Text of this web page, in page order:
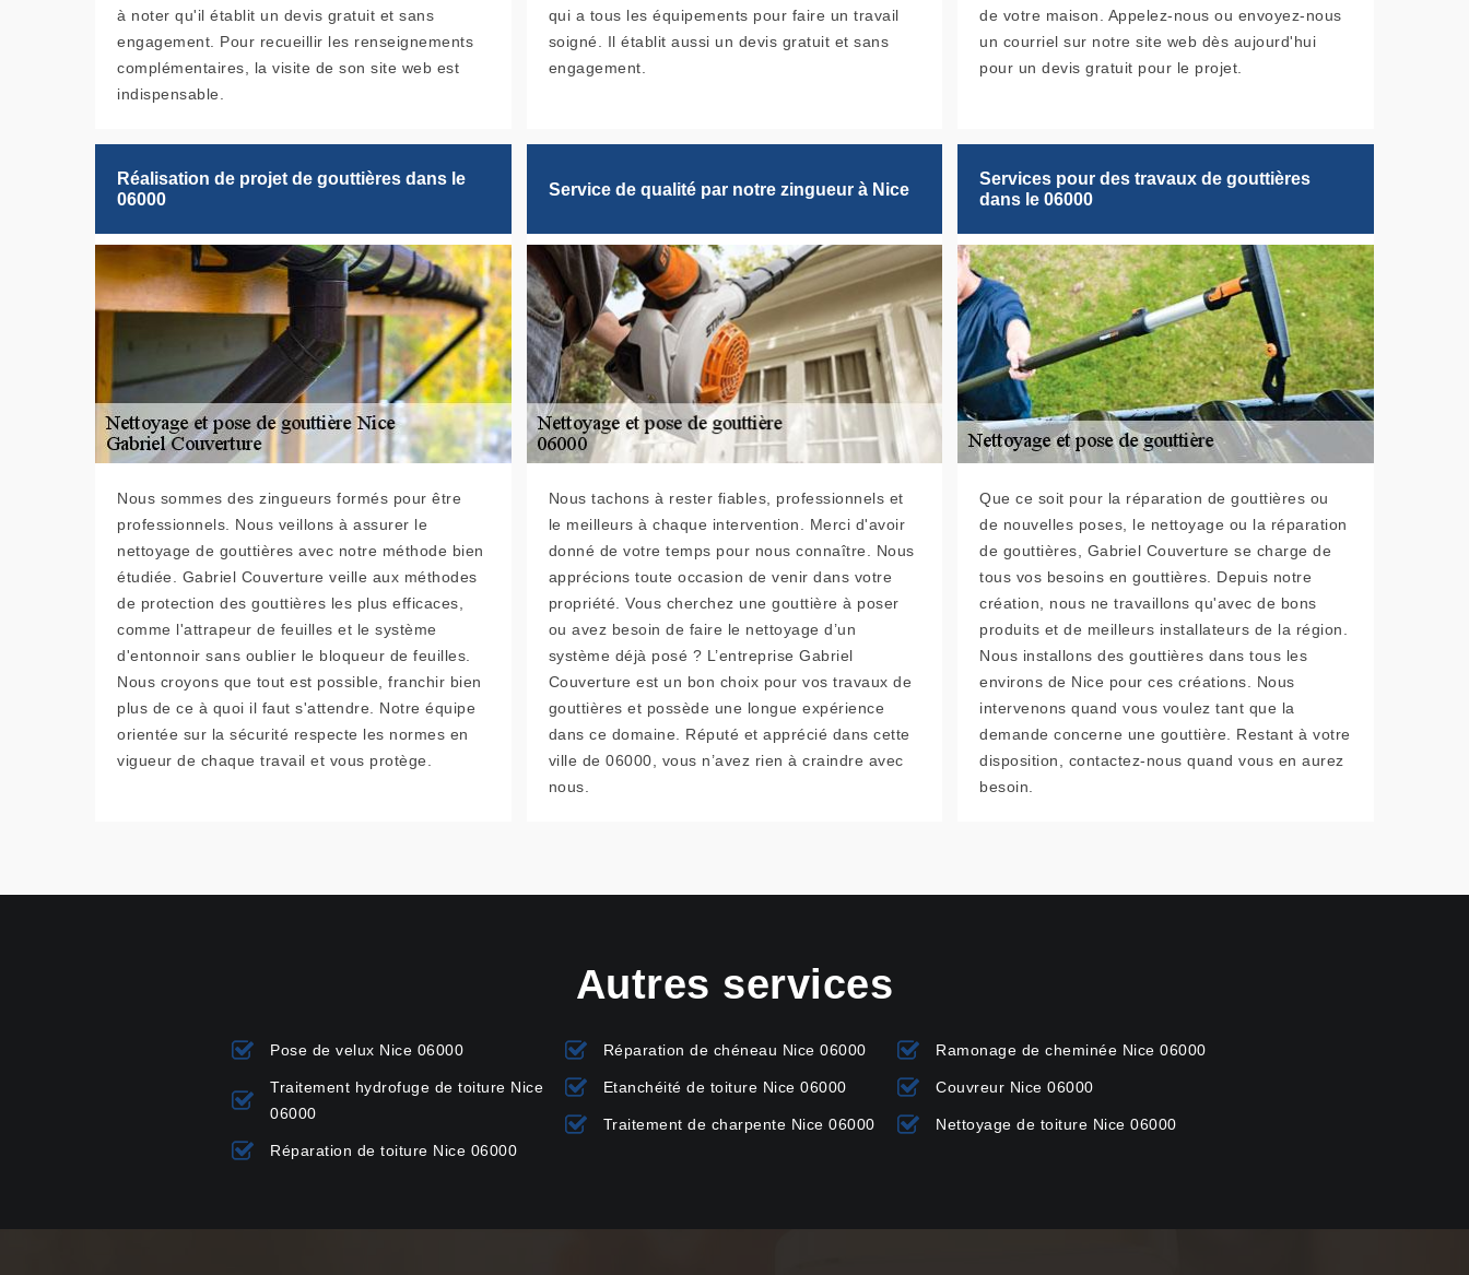
à noter qu'il établit un devis gratuit et sans
engagement. Pour recueillir les renseignements
complémentaires, la visite de son site web est
indispensable.
qui a tous les équipements pour faire un travail
soigné. Il établit aussi un devis gratuit et sans
engagement.
de votre maison. Appelez-nous ou envoyez-nous
un courriel sur notre site web dès aujourd'hui
pour un devis gratuit pour le projet.
Réalisation de projet de gouttières dans le
06000
Nous sommes des zingueurs formés pour être
professionnels. Nous veillons à assurer le
nettoyage de gouttières avec notre méthode bien
étudiée. Gabriel Couverture veille aux méthodes
de protection des gouttières les plus efficaces,
comme l'attrapeur de feuilles et le système
d'entonnoir sans oublier le bloqueur de feuilles.
Nous croyons que tout est possible, franchir bien
plus de ce à quoi il faut s'attendre. Notre équipe
orientée sur la sécurité respecte les normes en
vigueur de chaque travail et vous protège.
Service de qualité par notre zingueur à Nice
Nous tachons à rester fiables, professionnels et
le meilleurs à chaque intervention. Merci d'avoir
donné de votre temps pour nous connaître. Nous
apprécions toute occasion de venir dans votre
propriété. Vous cherchez une gouttière à poser
ou avez besoin de faire le nettoyage d’un
système déjà posé ? L’entreprise Gabriel
Couverture est un bon choix pour vos travaux de
gouttières et possède une longue expérience
dans ce domaine. Réputé et apprécié dans cette
ville de 06000, vous n’avez rien à craindre avec
nous.
Services pour des travaux de gouttières
dans le 06000
Que ce soit pour la réparation de gouttières ou
de nouvelles poses, le nettoyage ou la réparation
de gouttières, Gabriel Couverture se charge de
tous vos besoins en gouttières. Depuis notre
création, nous ne travaillons qu'avec de bons
produits et de meilleurs installateurs de la région.
Nous installons des gouttières dans tous les
environs de Nice pour ces créations. Nous
intervenons quand vous voulez tant que la
demande concerne une gouttière. Restant à votre
disposition, contactez-nous quand vous en aurez
besoin.
Autres services
Pose de velux Nice 06000
Traitement hydrofuge de toiture Nice
06000
Réparation de toiture Nice 06000
Réparation de chéneau Nice 06000
Etanchéité de toiture Nice 06000
Traitement de charpente Nice 06000
Ramonage de cheminée Nice 06000
Couvreur Nice 06000
Nettoyage de toiture Nice 06000